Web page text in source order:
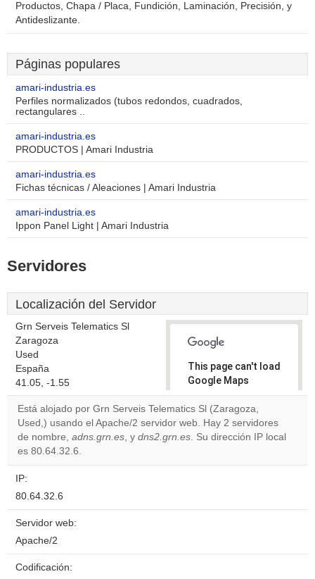
Productos, Chapa / Placa, Fundición, Laminación, Precisión, y
Antideslizante.
Páginas populares
amari-industria.es
Perfiles normalizados (tubos redondos, cuadrados,
rectangulares ..
amari-industria.es
PRODUCTOS | Amari Industria
amari-industria.es
Fichas técnicas / Aleaciones | Amari Industria
amari-industria.es
Ippon Panel Light | Amari Industria
Servidores
Localización del Servidor
Grn Serveis Telematics Sl
Zaragoza
Used
España
41.05, -1.55
This page can't load
Google Maps
correctly.
Do you
own this
OK
Está alojado por Grn Serveis Telematics Sl (Zaragoza,
Used,) usando el Apache/2 servidor web. Hay 2 servidores
de nombre, adns.grn.es, y dns2.grn.es. Su dirección IP local
es 80.64.32.6.
IP:
80.64.32.6
Servidor web:
Apache/2
Codificación: